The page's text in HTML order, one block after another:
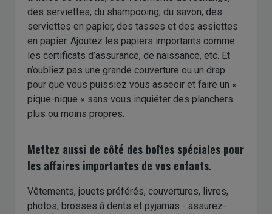
des serviettes, du shampooing, du savon, des
serviettes en papier, des tasses et des assiettes
en papier. Ajoutez les papiers importants comme
les certificats d’assurance, de naissance, etc. Et
n’oubliez pas une grande couverture ou un drap
pour que vous puissiez vous asseoir et faire un «
pique-nique » sans vous inquiéter des planchers
plus ou moins propres.
Mettez aussi de côté des boîtes spéciales pour
les affaires importantes de vos enfants.
Vêtements, jouets préférés, couvertures, livres,
photos, brosses à dents et pyjamas - assurez-